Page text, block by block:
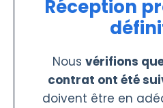
Réception
Nous vérifions
contrat ont été
doivent être en